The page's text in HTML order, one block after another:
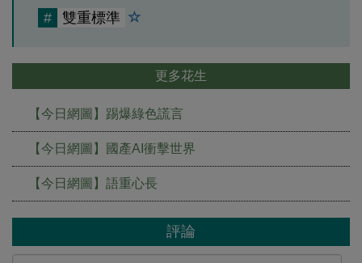
# 雙重標準
更多花生
【今日網圖】踢爆綠色謊言
【今日網圖】國產AI衝擊世界
【今日網圖】語重心長
評論